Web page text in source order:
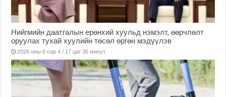
Нийгмийн даатгалын ерөнхий хуульд нэмэлт, өөрчлөлт
оруулах тухай хуулийн төсөл өргөн мэдүүлэв
2026 оны 6 сар 4 / 17 цаг 36 минут